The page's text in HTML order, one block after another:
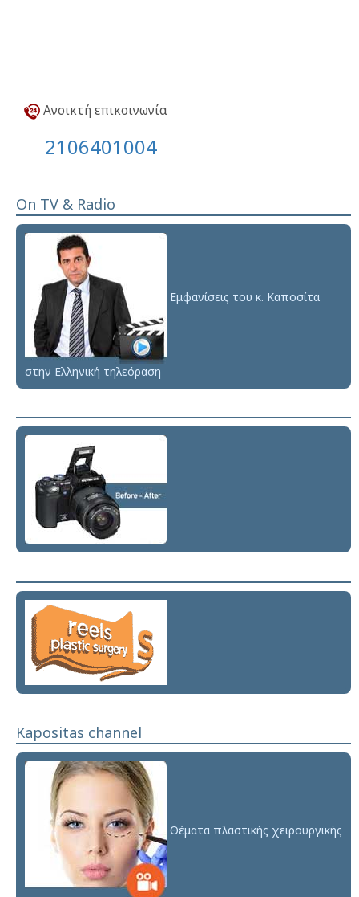
Ανοικτή επικοινωνία
2106401004
On TV & Radio
Εμφανίσεις του κ. Καποσίτα
στην Ελληνική τηλεόραση
Kapositas channel
Θέματα πλαστικής χειρουργικής